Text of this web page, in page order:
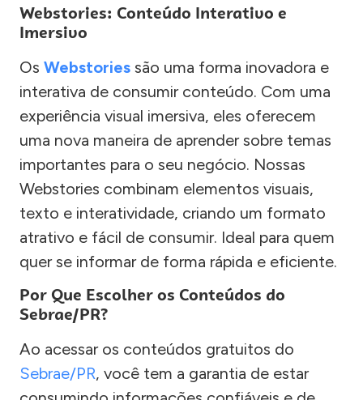
Webstories: Conteúdo Interativo e
Imersivo
Os Webstories são uma forma inovadora e
interativa de consumir conteúdo. Com uma
experiência visual imersiva, eles oferecem
uma nova maneira de aprender sobre temas
importantes para o seu negócio. Nossas
Webstories combinam elementos visuais,
texto e interatividade, criando um formato
atrativo e fácil de consumir. Ideal para quem
quer se informar de forma rápida e eficiente.
Por Que Escolher os Conteúdos do
Sebrae/PR?
Ao acessar os conteúdos gratuitos do
Sebrae/PR, você tem a garantia de estar